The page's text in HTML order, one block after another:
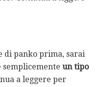
di panko prima, sarai
semplicemente un tipo
a leggere per